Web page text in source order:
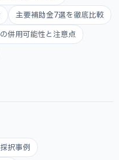
主要補助金7選を徹底比較
併用可能性と注意点
択事例